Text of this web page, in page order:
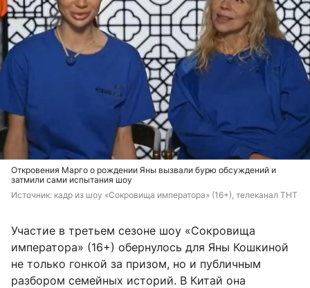
Откровения Марго о рождении Яны вызвали бурю обсуждений и
затмили сами испытания шоу
Источник: кадр из шоу «Сокровища императора» (16+), телеканал ТНТ
Участие в третьем сезоне шоу «Сокровища
императора» (16+) обернулось для Яны Кошкиной
не только гонкой за призом, но и публичным
разбором семейных историй. В Китай она